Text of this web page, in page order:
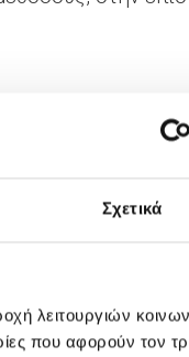
Σχετικά
λειτουργιών
που αφορούν τον